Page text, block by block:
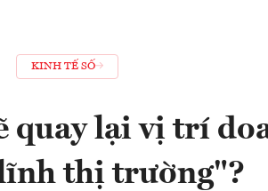
KINH TẾ SỐ
quay lại vị trí
thị trường"?